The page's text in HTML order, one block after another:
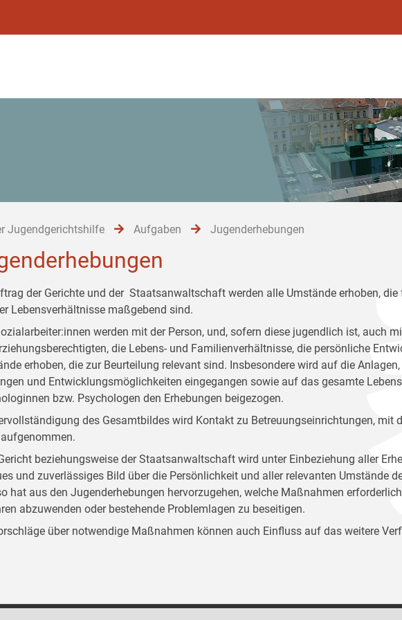
Jugendgerichtshilfe Aufgaben Jugenderhebungen
der Gerichte und der Staatsanwaltschaft werden alle Umstände erhoben,
Lebensverhältnisse maßgebend sind.
werden mit der Person, und, sofern diese jugendlich ist, auch
die Lebens- und Familienverhältnisse, die persönliche
erhoben, die zur Beurteilung relevant sind. Insbesondere wird auf die
und Entwicklungsmöglichkeiten eingegangen sowie auf das gesamte
bzw. Psychologen den Erhebungen beigezogen.
des Gesamtbildes wird Kontakt zu Betreuungseinrichtungen, mit
beziehungsweise der Staatsanwaltschaft wird unter Einbeziehung aller
und zuverlässiges Bild über die Persönlichkeit und aller relevanten Umstände
hat aus den Jugenderhebungen hervorzugehen, welche Maßnahmen
abzuwenden oder bestehende Problemlagen zu beseitigen.
über notwendige Maßnahmen können auch Einfluss auf das weitere